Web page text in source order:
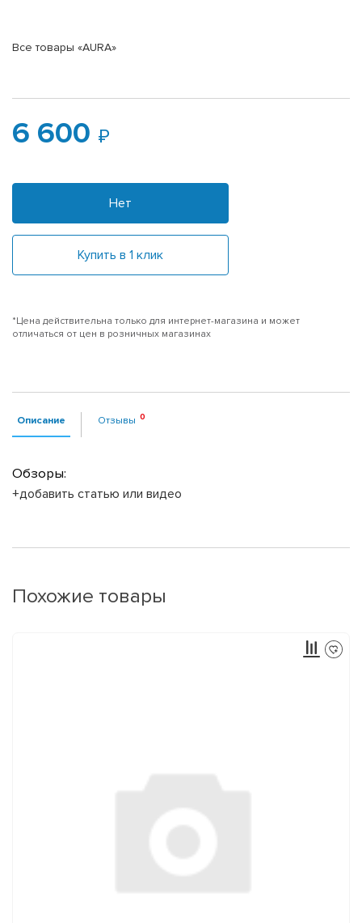
Все товары «AURA»
6 600
Нет
Купить в 1 клик
*Цена действительна только для интернет-магазина и может
отличаться от цен в розничных магазинах
Описание Отзывы
Обзоры:
+добавить статью или видео
Похожие товары